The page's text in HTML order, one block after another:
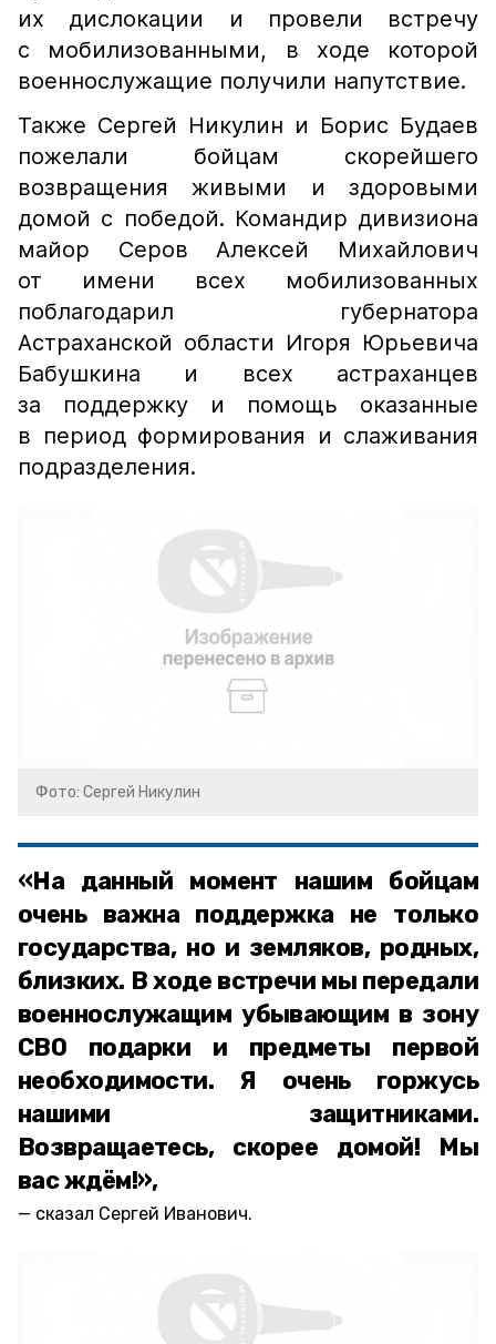
их дислокации и провели встречу
с мобилизованными, в ходе которой
военнослужащие получили напутствие.
Также Сергей Никулин и Борис Будаев
пожелали бойцам скорейшего
возвращения живыми и здоровыми
домой с победой. Командир дивизиона
майор Серов Алексей Михайлович
от имени всех мобилизованных
поблагодарил губернатора
Астраханской области Игоря Юрьевича
Бабушкина и всех астраханцев
за поддержку и помощь оказанные
в период формирования и слаживания
подразделения.
Фото: Сергей Никулин
«На данный момент нашим бойцам
очень важна поддержка не только
государства, но и земляков, родных,
близких. В ходе встречи мы передали
военнослужащим убывающим в зону
СВО подарки и предметы первой
необходимости. Я очень горжусь
нашими защитниками.
Возвращаетесь, скорее домой! Мы
вас ждём!»,
сказал Сергей Иванович.